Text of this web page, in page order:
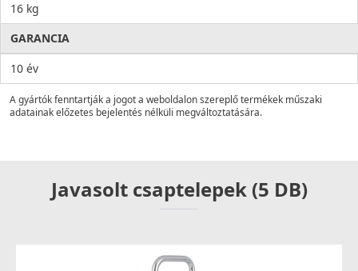
16 kg
GARANCIA
10 év
A gyártók fenntartják a jogot a weboldalon szereplő termékek műszaki
adatainak előzetes bejelentés nélküli megváltoztatására.
Javasolt csaptelepek (5 DB)